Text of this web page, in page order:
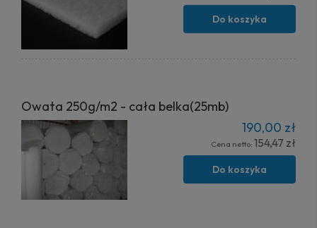
Do koszyka
Owata 250g/m2 - cała belka(25mb)
190,00 zł
Cena netto: 154,47 zł
Do koszyka